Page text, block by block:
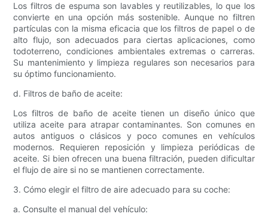
Los filtros de espuma son lavables y reutilizables, lo que los
convierte en una opción más sostenible. Aunque no filtren
partículas con la misma eficacia que los filtros de papel o de
alto flujo, son adecuados para ciertas aplicaciones, como
todoterreno, condiciones ambientales extremas o carreras.
Su mantenimiento y limpieza regulares son necesarios para
su óptimo funcionamiento.
d. Filtros de baño de aceite:
Los filtros de baño de aceite tienen un diseño único que
utiliza aceite para atrapar contaminantes. Son comunes en
autos antiguos o clásicos y poco comunes en vehículos
modernos. Requieren reposición y limpieza periódicas de
aceite. Si bien ofrecen una buena filtración, pueden dificultar
el flujo de aire si no se mantienen correctamente.
3. Cómo elegir el filtro de aire adecuado para su coche:
a. Consulte el manual del vehículo: